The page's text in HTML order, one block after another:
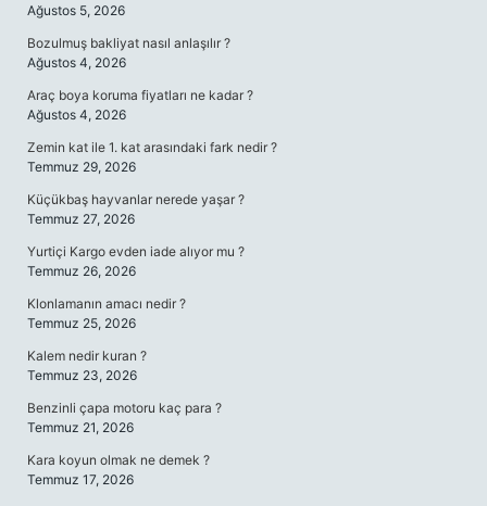
Ağustos 5, 2026
Bozulmuş bakliyat nasıl anlaşılır ?
Ağustos 4, 2026
Araç boya koruma fiyatları ne kadar ?
Ağustos 4, 2026
Zemin kat ile 1. kat arasındaki fark nedir ?
Temmuz 29, 2026
Küçükbaş hayvanlar nerede yaşar ?
Temmuz 27, 2026
Yurtiçi Kargo evden iade alıyor mu ?
Temmuz 26, 2026
Klonlamanın amacı nedir ?
Temmuz 25, 2026
Kalem nedir kuran ?
Temmuz 23, 2026
Benzinli çapa motoru kaç para ?
Temmuz 21, 2026
Kara koyun olmak ne demek ?
Temmuz 17, 2026